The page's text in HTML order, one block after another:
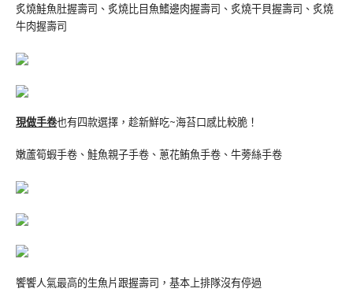
炙燒鮭魚肚握壽司、炙燒比目魚鰭邊肉握壽司、炙燒干貝握壽司、炙燒
牛肉握壽司
現做手卷也有四款選擇，趁新鮮吃~海苔口感比較脆！
嫩蘆筍蝦手卷、鮭魚親子手卷、蔥花鮪魚手卷、牛蒡絲手卷
饗饗人氣最高的生魚片跟握壽司，基本上排隊沒有停過